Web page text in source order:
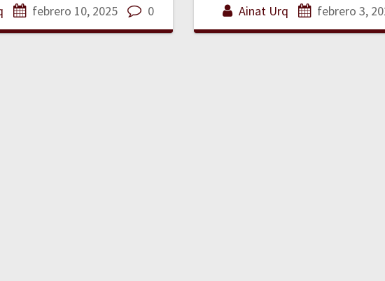
febrero 10, 2025 0 Ainat Urq febrero 3,